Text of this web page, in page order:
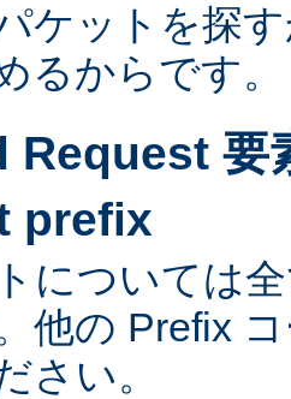
ケットを探
るからです。
Request 要
prefix
については
他の Prefix
さい。